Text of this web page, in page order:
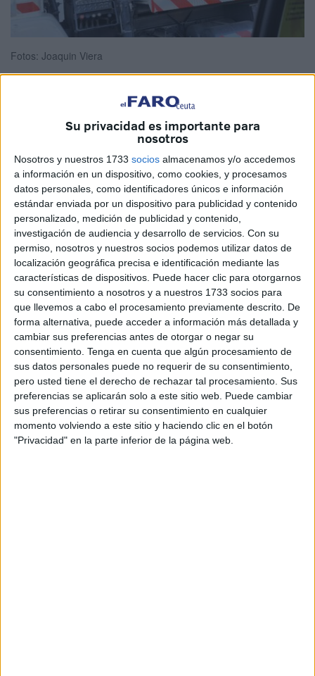
Su privacidad es importante para
nosotros
Nosotros y nuestros 1733 socios almacenamos y/o accedemos
a información en un dispositivo, como cookies, y procesamos
datos personales, como identificadores únicos e información
estándar enviada por un dispositivo para publicidad y contenido
personalizado, medición de publicidad y contenido,
investigación de audiencia y desarrollo de servicios. Con su
permiso, nosotros y nuestros socios podemos utilizar datos de
localización geográfica precisa e identificación mediante las
características de dispositivos. Puede hacer clic para otorgarnos
su consentimiento a nosotros y a nuestros 1733 socios para
que llevemos a cabo el procesamiento previamente descrito. De
forma alternativa, puede acceder a información más detallada y
cambiar sus preferencias antes de otorgar o negar su
consentimiento. Tenga en cuenta que algún procesamiento de
sus datos personales puede no requerir de su consentimiento,
pero usted tiene el derecho de rechazar tal procesamiento. Sus
preferencias se aplicarán solo a este sitio web. Puede cambiar
sus preferencias o retirar su consentimiento en cualquier
momento volviendo a este sitio y haciendo clic en el botón
"Privacidad" en la parte inferior de la página web.
Fotos: Joaquin Viera
Aparatoso accidenteel ocurrido esta tarde en Ceuta,
. Un vehículo ha sufrido importantes daños sin
causar, afortunadamente, heridos ni en la persona que lo
conducía ni en los peatones.
Los daños materiales son importantes tal y como se
aprecia en las imágenes que recogen cómo ha quedado el
coche implicado.
Ha ocurrido en la avenida del puerto, cuando, por causas
que no se han concretado, la persona que conducía el
vehículo ha terminado invadiendo la acera portuaria. Al
chocar contra unas protecciones se han producido
importantes destrozos en el coche protagonista de este
suceso.
No hay que lamentar heridos, un auténtico milagro, ya que
por esta vía se produce un tránsito continuado de
personas, un ir y venir de quienes acuden andando hacia
la estación marítima o quienes van a visitar la galería de